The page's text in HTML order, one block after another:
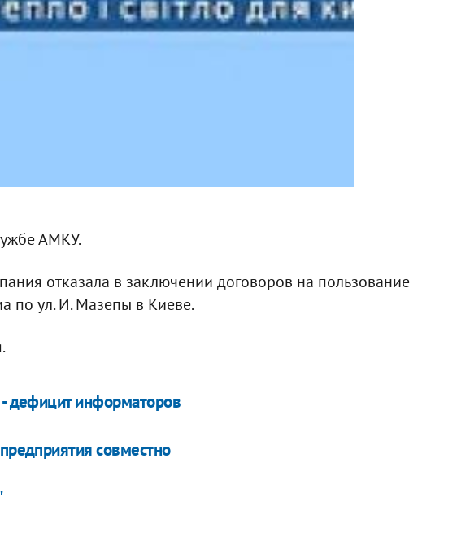
АМКУ.
отказала в заключении договоров на пользование
по ул. И. Мазепы в Киеве.
дефицит информаторов
совместно